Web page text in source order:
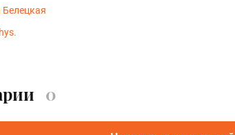
Белецкая
.
0